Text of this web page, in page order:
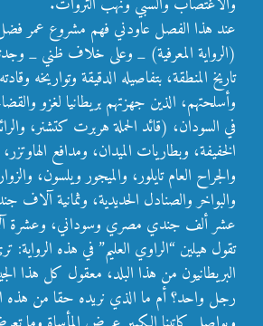
عند هذا الفصل عاودني فهم مشروع عمر
(الرواية المعرفية) _ وعلى خلاف ظني _
تاريخ المنطقة، بتفاصيله الدقيقة وتواريخه
وأسلحتهم، الذين جهزتهم بريطانيا لغزو
في السودان، (قائد الحملة هربرت كتشنر،
الخفيفة، وبطاريات الميدان، ومدافع
والجراح العام تايلور، والميجور ويلسون،
والبواخر والصنادل الحديدية، وثمانية آلاف
عشر ألف جندي مصري وسوداني، وعشرة
تقول هيلين “الراوي العليم” في هذه الرواية:
البريطانيون من هذا البلد، معقول كل هذا
رجل واحد؟ أم ما الذي نريده حقا من